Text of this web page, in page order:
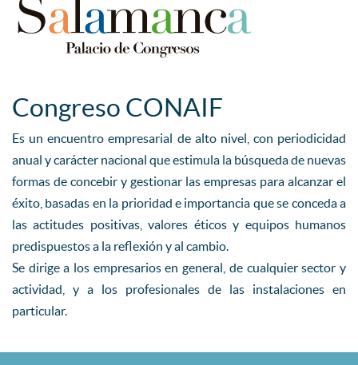
Congreso CONAIF
Es un encuentro empresarial de alto nivel, con periodicidad
anual y carácter nacional que estimula la búsqueda de nuevas
formas de concebir y gestionar las empresas para alcanzar el
éxito, basadas en la prioridad e importancia que se conceda a
las actitudes positivas, valores éticos y equipos humanos
predispuestos a la reflexión y al cambio.
Se dirige a los empresarios en general, de cualquier sector y
actividad, y a los profesionales de las instalaciones en
particular.